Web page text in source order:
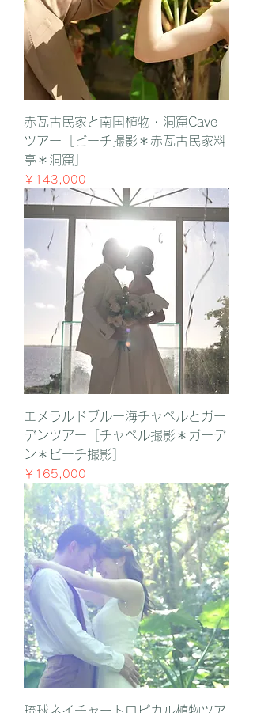
赤瓦古民家と南国植物・洞窟Cave
ツアー［ビーチ撮影＊赤瓦古民家料
亭＊洞窟］
価格
￥143,000
エメラルドブルー海チャペルとガー
デンツアー［チャペル撮影＊ガーデ
ン＊ビーチ撮影］
価格
￥165,000